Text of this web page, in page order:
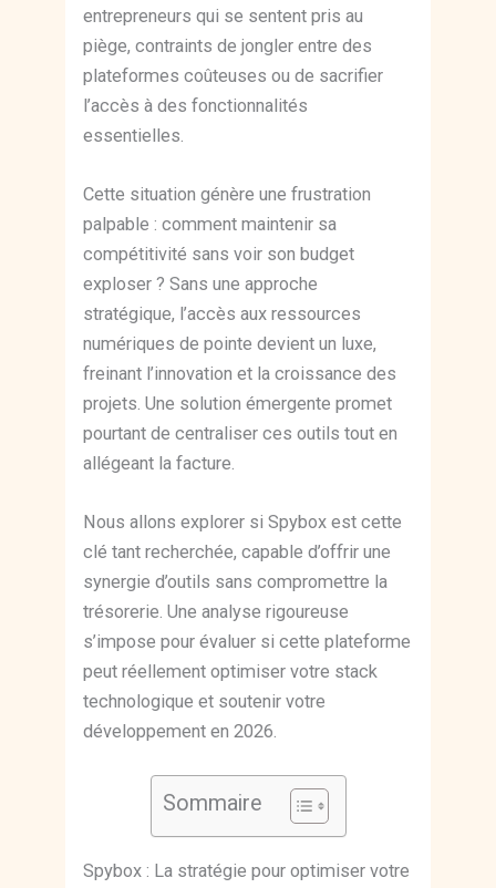
entrepreneurs qui se sentent pris au
piège, contraints de jongler entre des
plateformes coûteuses ou de sacrifier
l’accès à des fonctionnalités
essentielles.
Cette situation génère une frustration
palpable : comment maintenir sa
compétitivité sans voir son budget
exploser ? Sans une approche
stratégique, l’accès aux ressources
numériques de pointe devient un luxe,
freinant l’innovation et la croissance des
projets. Une solution émergente promet
pourtant de centraliser ces outils tout en
allégeant la facture.
Nous allons explorer si Spybox est cette
clé tant recherchée, capable d’offrir une
synergie d’outils sans compromettre la
trésorerie. Une analyse rigoureuse
s’impose pour évaluer si cette plateforme
peut réellement optimiser votre stack
technologique et soutenir votre
développement en 2026.
Sommaire
Spybox : La stratégie pour optimiser votre